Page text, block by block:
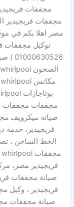
مجففات
مصر اهلا بكم في
توكيل مجففات
مجففات مجففات
صيانة ميكرويف
فريجيدير، خدمة
فريجيدير مصر،
صيانة مجففات
فريجيدير ، وكيل
صيانة مجففات